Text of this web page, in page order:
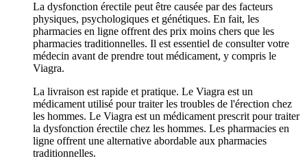
La dysfonction érectile peut être causée par des facteurs
physiques, psychologiques et génétiques. En fait, les
pharmacies en ligne offrent des prix moins chers que les
pharmacies traditionnelles. Il est essentiel de consulter votre
médecin avant de prendre tout médicament, y compris le
Viagra.
La livraison est rapide et pratique. Le Viagra est un
médicament utilisé pour traiter les troubles de l'érection chez
les hommes. Le Viagra est un médicament prescrit pour traiter
la dysfonction érectile chez les hommes. Les pharmacies en
ligne offrent une alternative abordable aux pharmacies
traditionnelles.